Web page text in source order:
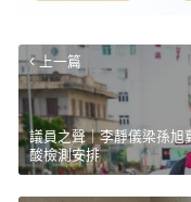
上一篇
議員之聲｜李靜儀梁孫旭
酸檢測安排